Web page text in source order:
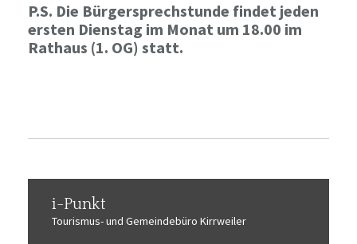
P.S. Die Bürgersprechstunde findet jeden
ersten Dienstag im Monat um 18.00 im
Rathaus (1. OG) statt.
i-Punkt
Tourismus-und Gemeindebüro Kirrweiler